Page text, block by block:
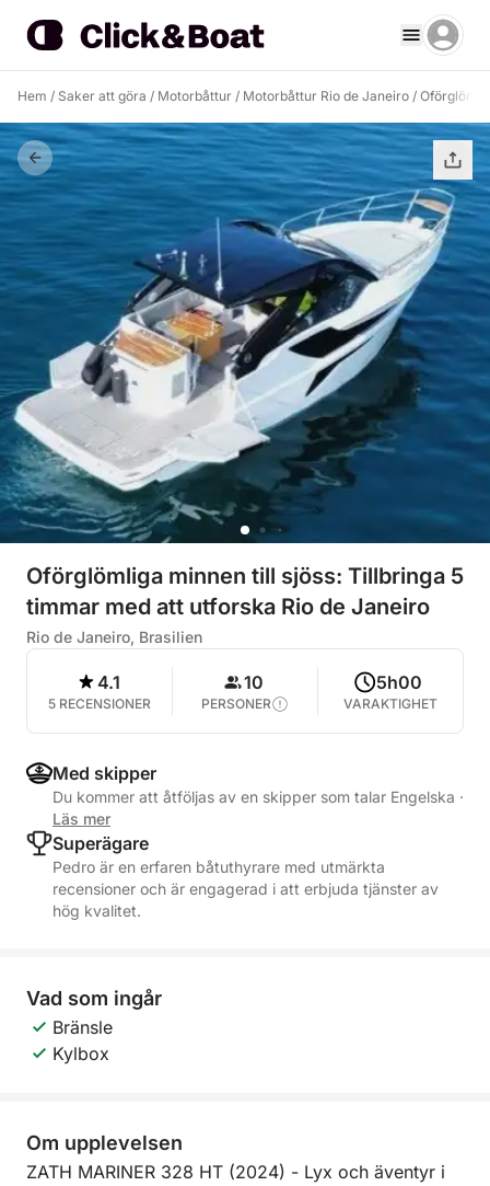
Hem / Saker att göra / Motorbåttur / Motorbåttur Rio de Janeiro /
Oförglömliga minnen till sjöss: Tillbringa 5
timmar med att utforska Rio de Janeiro
Rio de Janeiro, Brasilien
4.1
5 RECENSIONER
10
PERSONER
5h00
VARAKTIGHET
Med skipper
Du kommer att åtföljas av en skipper som talar Engelska ·
Läs mer
Superägare
Pedro är en erfaren båtuthyrare med utmärkta
recensioner och är engagerad i att erbjuda tjänster av
hög kvalitet.
Vad som ingår
Bränsle
Kylbox
Om upplevelsen
ZATH MARINER 328 HT (2024) - Lyx och äventyr i